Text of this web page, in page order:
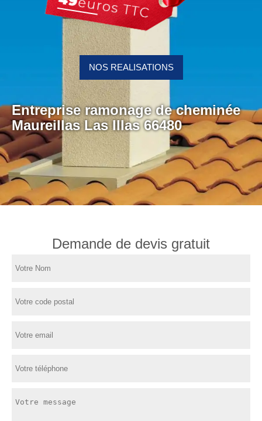
Entreprise ramonage de cheminée
Maureillas Las Illas 66480
NOS REALISATIONS
Demande de devis gratuit